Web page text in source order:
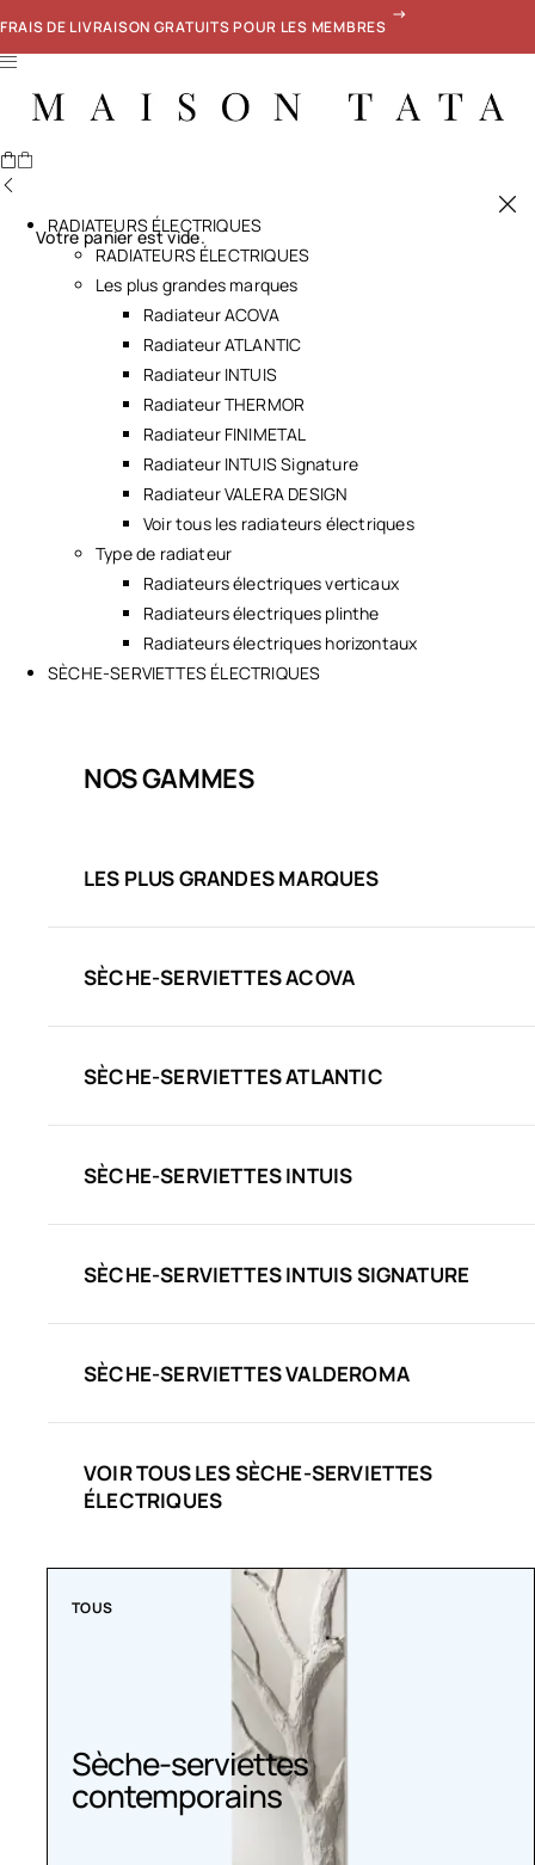
FRAIS DE LIVRAISON GRATUITS POUR LES MEMBRES
Votre panier est vide.
RADIATEURS ÉLECTRIQUES
RADIATEURS ÉLECTRIQUES
Les plus grandes marques
Radiateur ACOVA
Radiateur ATLANTIC
Radiateur INTUIS
Radiateur THERMOR
Radiateur FINIMETAL
Radiateur INTUIS Signature
Radiateur VALERA DESIGN
Voir tous les radiateurs électriques
Type de radiateur
Radiateurs électriques verticaux
Radiateurs électriques plinthe
Radiateurs électriques horizontaux
SÈCHE-SERVIETTES ÉLECTRIQUES
NOS GAMMES
LES PLUS GRANDES MARQUES
SÈCHE-SERVIETTES ACOVA
SÈCHE-SERVIETTES ATLANTIC
SÈCHE-SERVIETTES INTUIS
SÈCHE-SERVIETTES INTUIS SIGNATURE
SÈCHE-SERVIETTES VALDEROMA
VOIR TOUS LES SÈCHE-SERVIETTES
ÉLECTRIQUES
TOUS
Sèche-serviettes
contemporains